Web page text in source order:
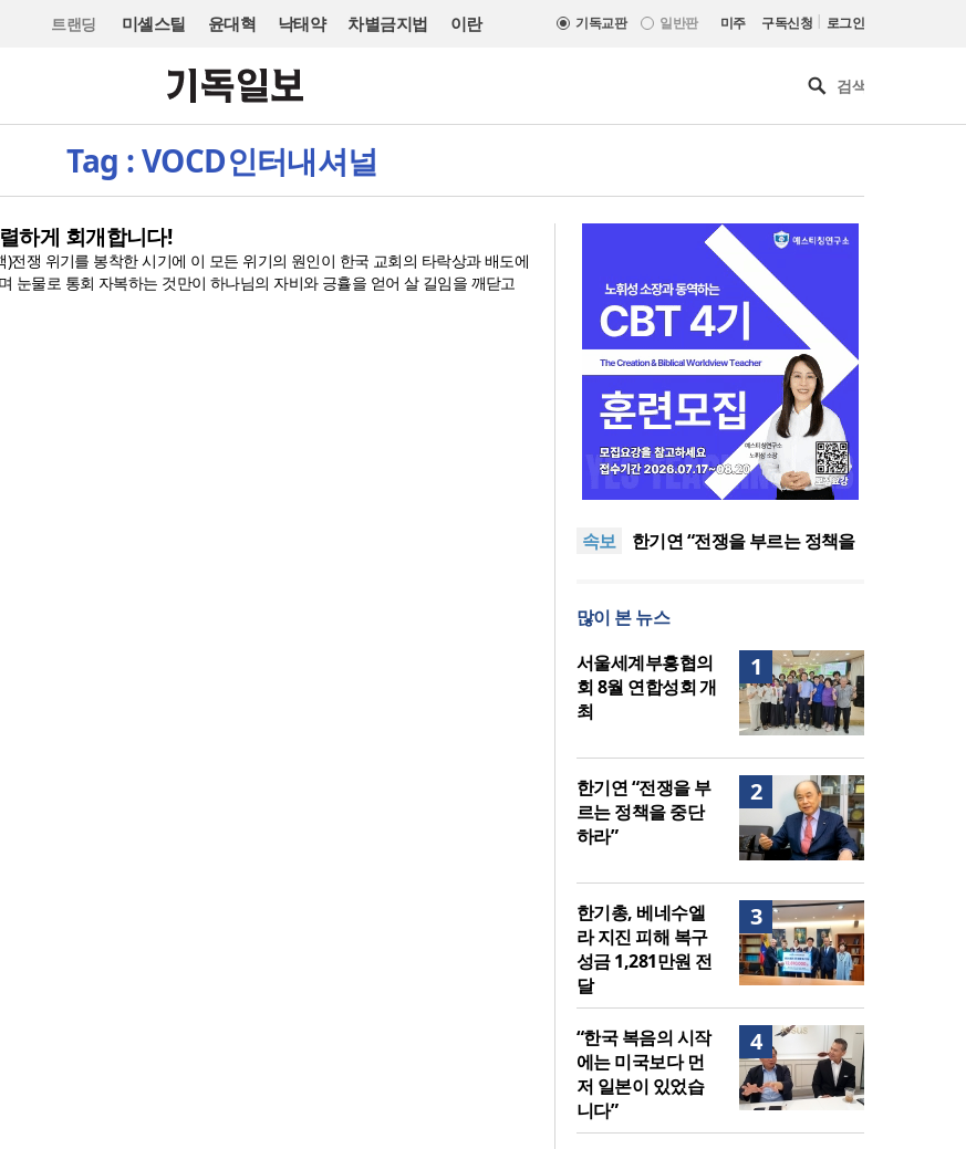
트랜딩 미셸스틸 윤대혁 낙태약 차별금지법 이란 기독교판 일반판 미주 구독신청 | 로그인
Tag : VOCD인터내셔널
하게 회개합니다!
쟁 위기를 봉착한 시기에 이 모든 위기의 원인이 한국 교회의 타락상과 배도에
눈물로 통회 자복하는 것만이 하나님의 자비와 긍휼을 얻어 살 길임을 깨닫고
속보
“한국 복음의 시작에는 미국보
한미동맹의 가교 되어주길”
한기연 “전쟁을 부르는 정책을
회총연합회, 2027 대성회 위해
“한국 복음의 시작에는 미국보
다 먼저 일본이 있었습니다”
“기도로 시작한 스틸 美 대사,
한미동맹의 가교 되어주길”
많이 본 뉴스
1
서울세계부흥협의
회 8월 연합성회 개
최
2
한기연 “전쟁을 부
르는 정책을 중단
하라”
3
한기총, 베네수엘
라 지진 피해 복구
성금 1,281만원 전
달
4
“한국 복음의 시작
에는 미국보다 먼
저 일본이 있었습
니다”